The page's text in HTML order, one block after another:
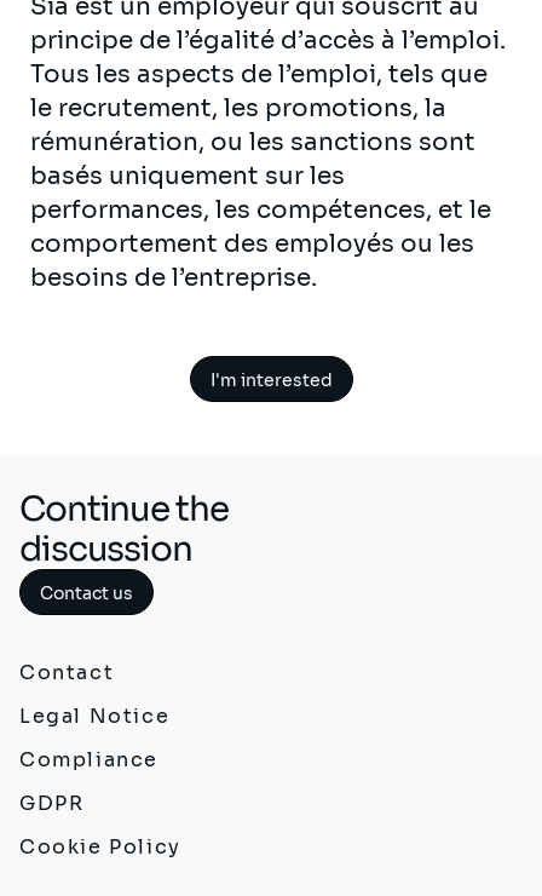
Sia est un employeur qui souscrit au
principe de l’égalité d’accès à l’emploi.
Tous les aspects de l’emploi, tels que
le recrutement, les promotions, la
rémunération, ou les sanctions sont
basés uniquement sur les
performances, les compétences, et le
comportement des employés ou les
besoins de l’entreprise.
I'm interested
Continue the
discussion
Contact us
Contact
Legal Notice
Compliance
GDPR
Cookie Policy